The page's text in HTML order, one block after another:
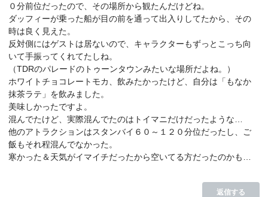
０分前位だったので、その場所から観たんだけどね。
ダッフィーが乗った船が目の前を通って出入りしてたから、その
時は良く見えた。
反対側にはゲストは居ないので、キャラクターもずっとこっち向
いて手振ってくれてたしね。
（TDRのパレードのトゥーンタウンみたいな場所だよね。）
ホワイトチョコレートモカ、飲みたかったけど、自分は「もなか
抹茶ラテ」を飲みました。
美味しかったですよ。
混んでたけど、実際混んでたのはトイマニだけだったような…
他のアトラクションはスタンバイ６０～１２０分位だったし、ご
飯もそれ程混んでなかった。
寒かった＆天気がイマイチだったから空いてる方だったのかも…
返信する